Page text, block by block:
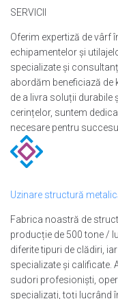
SERVICII
Oferim expertiză de vârf
echipamentelor și
specializate și
abordăm beneficiază de
de a livra soluții durabile
cerințelor, suntem
necesare pentru
Uzinare structură
Fabrica noastră de
producție de 500 tone /
diferite tipuri de clădiri,
specializate și calificate.
sudori profesioniști,
specializați, toți lucrând